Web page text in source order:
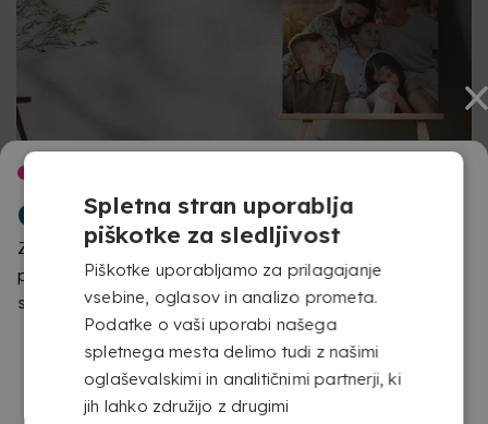
COPYKREA
Zaznali smo, da dostopaš iz druge lokacije, kot je
predvidena za to spletno stran. Prosimo, potrdi, katero
stran želiš obiskati
FOTOGRAFIJE NA PLATNU S PREMIUM
UMETNIŠKIM ZAKLJUČKOM
Tiskanje na 100-odstotno bombažno platno (canvas) s
gramaturo 390 g prinaša teksturo, globino in zaključek,
navdihnjen s tradicionalnimi slikami. Zaradi lastnosti tega
materiala fotografije pridobijo bolj umetniški in dekorativen
videz, kar je idealna izbira, da vaši najlepši spomini pridejo
Spletna stran uporablja
piškotke za sledljivost
Piškotke uporabljamo za prilagajanje
vsebine, oglasov in analizo prometa.
Podatke o vaši uporabi našega
spletnega mesta delimo tudi z našimi
oglaševalskimi in analitičnimi partnerji, ki
jih lahko združijo z drugimi